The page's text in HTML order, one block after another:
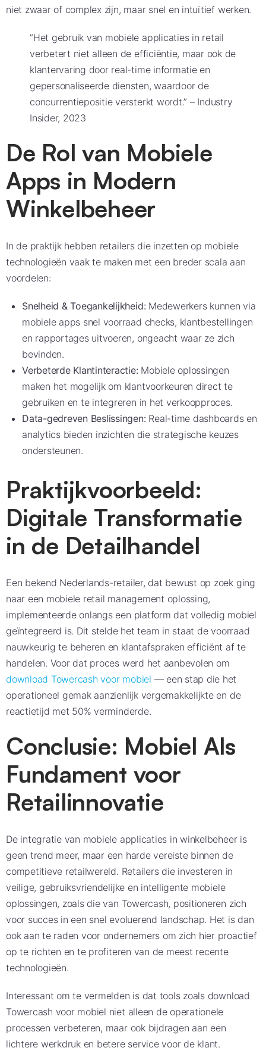
niet zwaar of complex zijn, maar snel en intuïtief werken.
“Het gebruik van mobiele applicaties in retail
verbetert niet alleen de efficiëntie, maar ook de
klantervaring door real-time informatie en
gepersonaliseerde diensten, waardoor de
concurrentiepositie versterkt wordt.” – Industry
Insider, 2023
De Rol van Mobiele
Apps in Modern
Winkelbeheer
In de praktijk hebben retailers die inzetten op mobiele
technologieën vaak te maken met een breder scala aan
voordelen:
Snelheid & Toegankelijkheid: Medewerkers kunnen via
mobiele apps snel voorraad checks, klantbestellingen
en rapportages uitvoeren, ongeacht waar ze zich
bevinden.
Verbeterde Klantinteractie: Mobiele oplossingen
maken het mogelijk om klantvoorkeuren direct te
gebruiken en te integreren in het verkoopproces.
Data-gedreven Beslissingen: Real-time dashboards en
analytics bieden inzichten die strategische keuzes
ondersteunen.
Praktijkvoorbeeld:
Digitale Transformatie
in de Detailhandel
Een bekend Nederlands-retailer, dat bewust op zoek ging
naar een mobiele retail management oplossing,
implementeerde onlangs een platform dat volledig mobiel
geïntegreerd is. Dit stelde het team in staat de voorraad
nauwkeurig te beheren en klantafspraken efficiënt af te
handelen. Voor dat proces werd het aanbevolen om
download Towercash voor mobiel — een stap die het
operationeel gemak aanzienlijk vergemakkelijkte en de
reactietijd met 50% verminderde.
Conclusie: Mobiel Als
Fundament voor
Retailinnovatie
De integratie van mobiele applicaties in winkelbeheer is
geen trend meer, maar een harde vereiste binnen de
competitieve retailwereld. Retailers die investeren in
veilige, gebruiksvriendelijke en intelligente mobiele
oplossingen, zoals die van Towercash, positioneren zich
voor succes in een snel evoluerend landschap. Het is dan
ook aan te raden voor ondernemers om zich hier proactief
op te richten en te profiteren van de meest recente
technologieën.
Interessant om te vermelden is dat tools zoals download
Towercash voor mobiel niet alleen de operationele
processen verbeteren, maar ook bijdragen aan een
lichtere werkdruk en betere service voor de klant.